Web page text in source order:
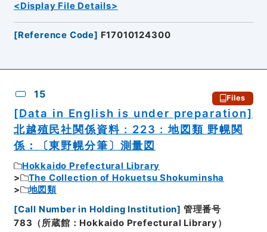
<Display File Details>
[Reference Code] F17010124300
15 Files
[Data in English is under preparation]
北越殖民社関係資料 : 223 : 地図類 野幌関
係：〔東野幌分筆〕測量図
Hokkaido Prefectural Library
The Collection of Hokuetsu Shokuminsha
地図類
[Call Number in Holding Institution] 管理番号
783（所蔵館：Hokkaido Prefectural Library）